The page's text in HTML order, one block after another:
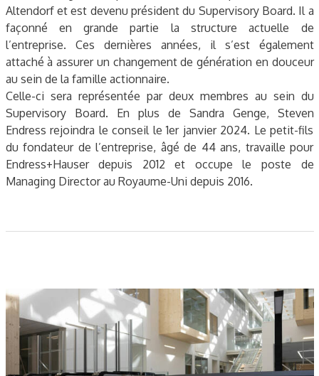
Altendorf et est devenu président du Supervisory Board. Il a
façonné en grande partie la structure actuelle de
l’entreprise. Ces dernières années, il s’est également
attaché à assurer un changement de génération en douceur
au sein de la famille actionnaire.
Celle-ci sera représentée par deux membres au sein du
Supervisory Board. En plus de Sandra Genge, Steven
Endress rejoindra le conseil le 1er janvier 2024. Le petit-fils
du fondateur de l’entreprise, âgé de 44 ans, travaille pour
Endress+Hauser depuis 2012 et occupe le poste de
Managing Director au Royaume-Uni depuis 2016.